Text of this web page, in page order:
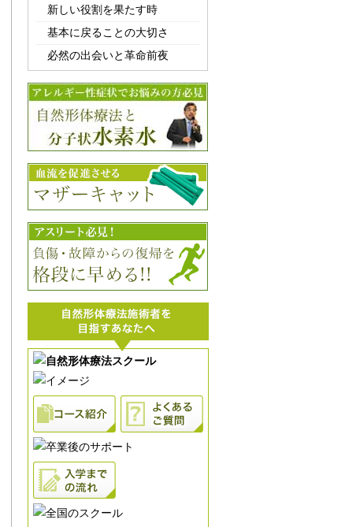
新しい役割を果たす時
基本に戻ることの大切さ
必然の出会いと革命前夜